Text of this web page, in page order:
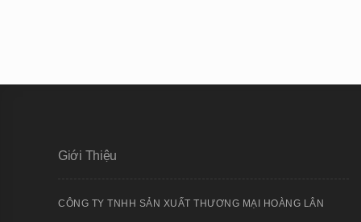
Giới Thiệu
CÔNG TY TNHH SẢN XUẤT THƯƠNG MẠI HOÀNG LÂN